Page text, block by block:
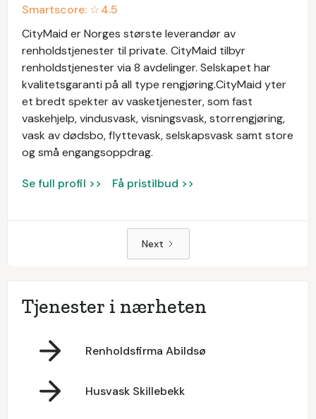
Smartscore: ☆4.5
CityMaid er Norges største leverandør av
renholdstjenester til private. CityMaid tilbyr
renholdstjenester via 8 avdelinger. Selskapet har
kvalitetsgaranti på all type rengjøring.CityMaid yter
et bredt spekter av vasketjenester, som fast
vaskehjelp, vindusvask, visningsvask, storrengjøring,
vask av dødsbo, flyttevask, selskapsvask samt store
og små engangsoppdrag.
Se full profil >> Få pristilbud >>
Next
Tjenester i nærheten
Renholdsfirma Abildsø
Husvask Skillebekk